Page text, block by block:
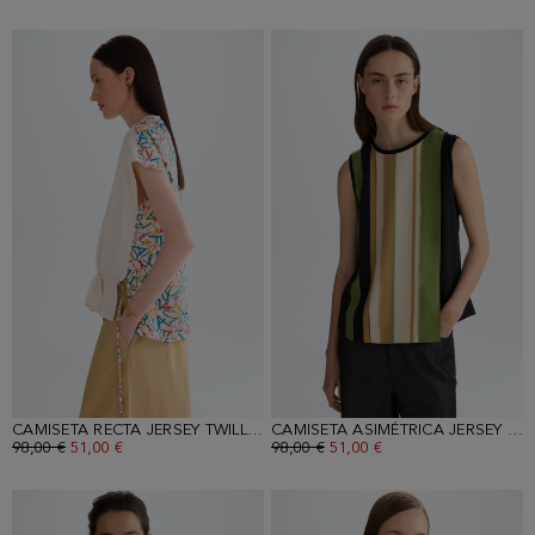
CAMISETA RECTA JERSEY TWILL ESTAMPADO UNTYPED
PRECIO ANTERIOR:
98,00 € PRECIO ACTUAL:
51,00 €
CAMISETA ASIMÉTRICA JERSEY CREPÉ ESTAMPADO
PRECIO ANTERIOR:
98,00 € PRECIO ACTUAL:
51,00 €